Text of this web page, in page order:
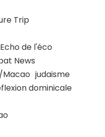
Trip
Echo de l'éco
News
Macao judaisme
dominicale